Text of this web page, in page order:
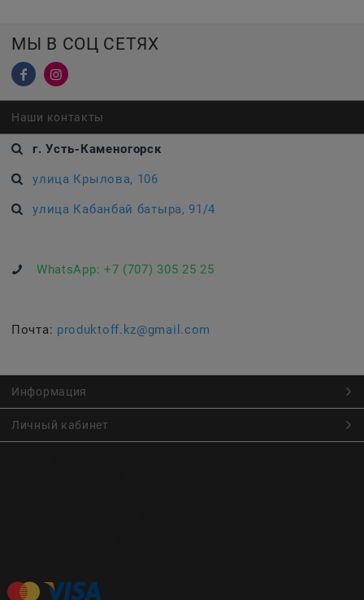
МЫ В СОЦ СЕТЯХ
Наши контакты
г. Усть-Каменогорск
улица Крылова, 106
улица Кабанбай батыра, 91/4
WhatsApp: +7 (707) 305 25 25
Почта: produktoff.kz@gmail.com
Информация
Личный кабинет